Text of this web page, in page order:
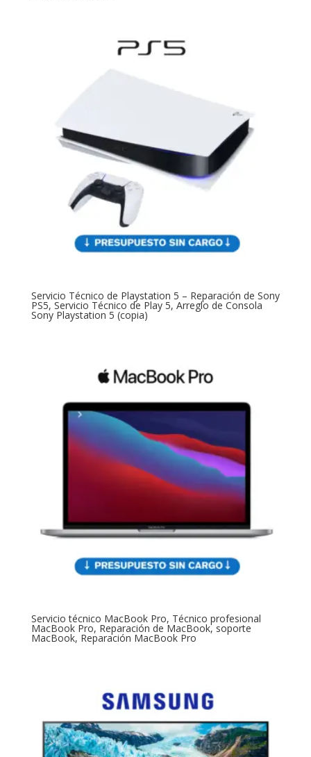
Servicio Técnico de Playstation 5 – Reparación de Sony
PS5, Servicio Técnico de Play 5, Arreglo de Consola
Sony Playstation 5 (copia)
Servicio técnico MacBook Pro, Técnico profesional
MacBook Pro, Reparación de MacBook, soporte
MacBook, Reparación MacBook Pro